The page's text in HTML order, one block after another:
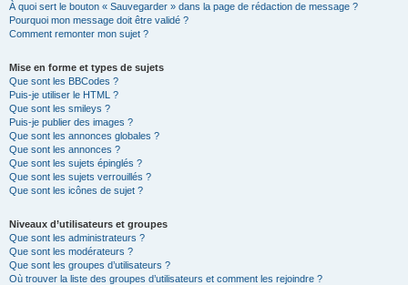
À quoi sert le bouton « Sauvegarder » dans la page de rédaction de message ?
Pourquoi mon message doit être validé ?
Comment remonter mon sujet ?
Mise en forme et types de sujets
Que sont les BBCodes ?
Puis-je utiliser le HTML ?
Que sont les smileys ?
Puis-je publier des images ?
Que sont les annonces globales ?
Que sont les annonces ?
Que sont les sujets épinglés ?
Que sont les sujets verrouillés ?
Que sont les icônes de sujet ?
Niveaux d’utilisateurs et groupes
Que sont les administrateurs ?
Que sont les modérateurs ?
Que sont les groupes d’utilisateurs ?
Où trouver la liste des groupes d’utilisateurs et comment les rejoindre ?